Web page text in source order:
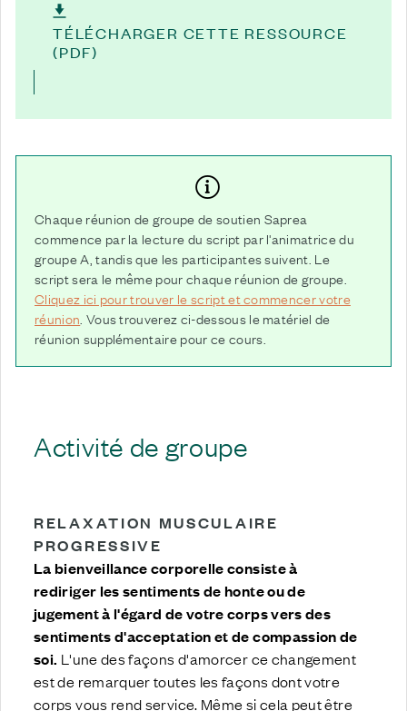
TÉLÉCHARGER CETTE RESSOURCE
(PDF)
Chaque réunion de groupe de soutien Saprea
commence par la lecture du script par l'animatrice du
groupe A, tandis que les participantes suivent. Le
script sera le même pour chaque réunion de groupe.
Cliquez ici pour trouver le script et commencer votre
réunion . Vous trouverez ci-dessous le matériel de
réunion supplémentaire pour ce cours.
Activité de groupe
RELAXATION MUSCULAIRE
PROGRESSIVE
La bienveillance corporelle consiste à
rediriger les sentiments de honte ou de
jugement à l'égard de votre corps vers des
sentiments d'acceptation et de compassion de
soi. L'une des façons d'amorcer ce changement
est de remarquer toutes les façons dont votre
corps vous rend service. Même si cela peut être